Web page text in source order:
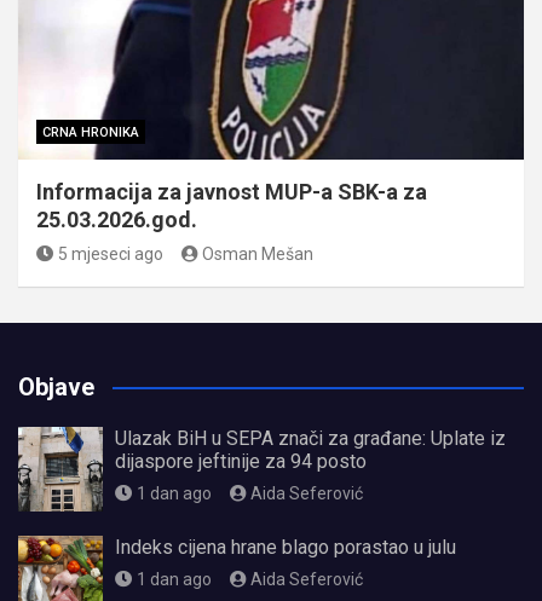
CRNA HRONIKA
Informacija za javnost MUP-a SBK-a za
25.03.2026.god.
5 mjeseci ago Osman Mešan
Objave
Ulazak BiH u SEPA znači za građane: Uplate iz
dijaspore jeftinije za 94 posto
1 dan ago Aida Seferović
Indeks cijena hrane blago porastao u julu
1 dan ago Aida Seferović